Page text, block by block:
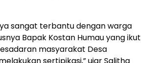
sangat terbantu dengan warga
Bapak Kostan Humau yang ikut
masyarakat Desa